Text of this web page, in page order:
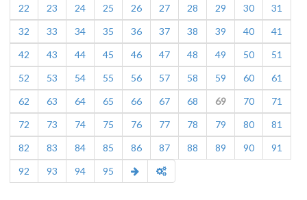
22
23 24 25 26 27 28 29 30
31
32
33 34 35 36 37 38 39 40
41
42
43 44 45 46 47 48 49 50
51
52
53 54 55 56 57 58 59 60
61
62
63 64 65 66 67 68 69 70
71
72
73 74 75 76 77 78 79 80
81
82
83 84 85 86 87 88 89 90
91
92
93 94 95